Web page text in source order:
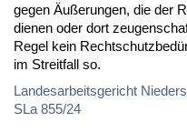
gegen Äußerungen, die der
dienen oder dort
Regel kein
im Streitfall so.
Landesarbeitsgericht
SLa 855/24